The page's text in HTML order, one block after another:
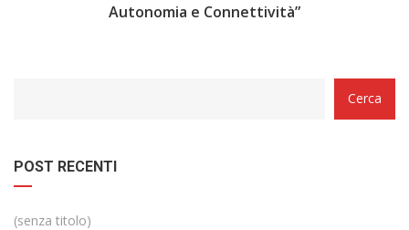
Autonomia e Connettività”
Cerca
POST RECENTI
(senza titolo)